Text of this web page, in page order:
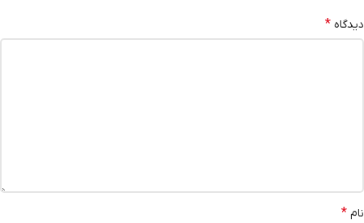
دیدگاه *
نام *